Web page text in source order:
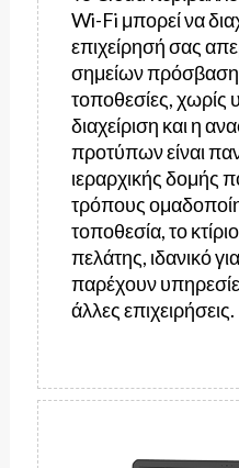
Wi-Fi μπορεί να
επιχείρησή σας
σημείων
τοποθεσίες, χωρίς
διαχείριση και η
προτύπων είναι
ιεραρχικής δομής
τρόπους
τοποθεσία, το
πελάτης, ιδανικό
παρέχουν
άλλες επιχειρήσεις.